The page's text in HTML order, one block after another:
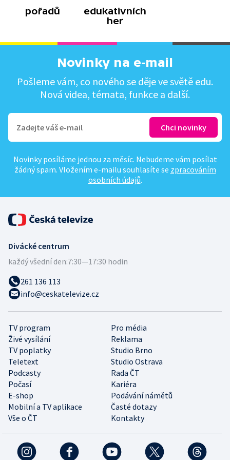
pořadů
edukativních
her
Novinky na e-mail
Pošleme vám, co nového se děje ve světě edu.
Nová videa, témata, funkce a další.
Novinky posíláme jednou za měsíc. Nebudeme vám posílat
žádný spam. Vložením e-mailu souhlasíte se zpracováním
osobních údajů.